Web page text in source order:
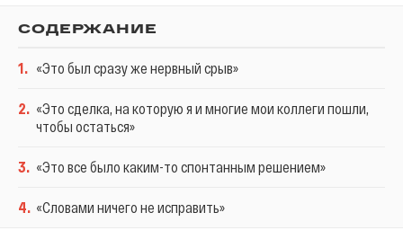
СОДЕРЖАНИЕ
1. «Это был сразу же нервный срыв»
2. «Это сделка, на которую я и многие мои коллеги пошли,
чтобы остаться»
3. «Это все было каким-то спонтанным решением»
4. «Словами ничего не исправить»